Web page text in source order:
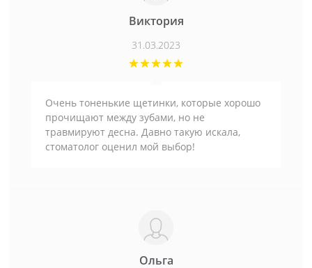
Виктория
31.03.2023
Очень тоненькие щетинки, которые хорошо
прочищают между зубами, но не
травмируют десна. Давно такую искала,
стоматолог оценил мой выбор!
Ольга